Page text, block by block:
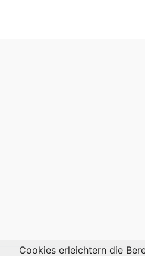
Cookies erleichtern die